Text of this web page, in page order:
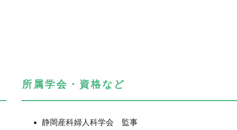
所属学会・資格など
静岡産科婦人科学会 監事